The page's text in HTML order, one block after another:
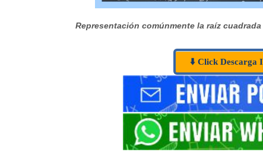
Representación comúnmente la raíz cuadrada
⬇️ Click Descarga